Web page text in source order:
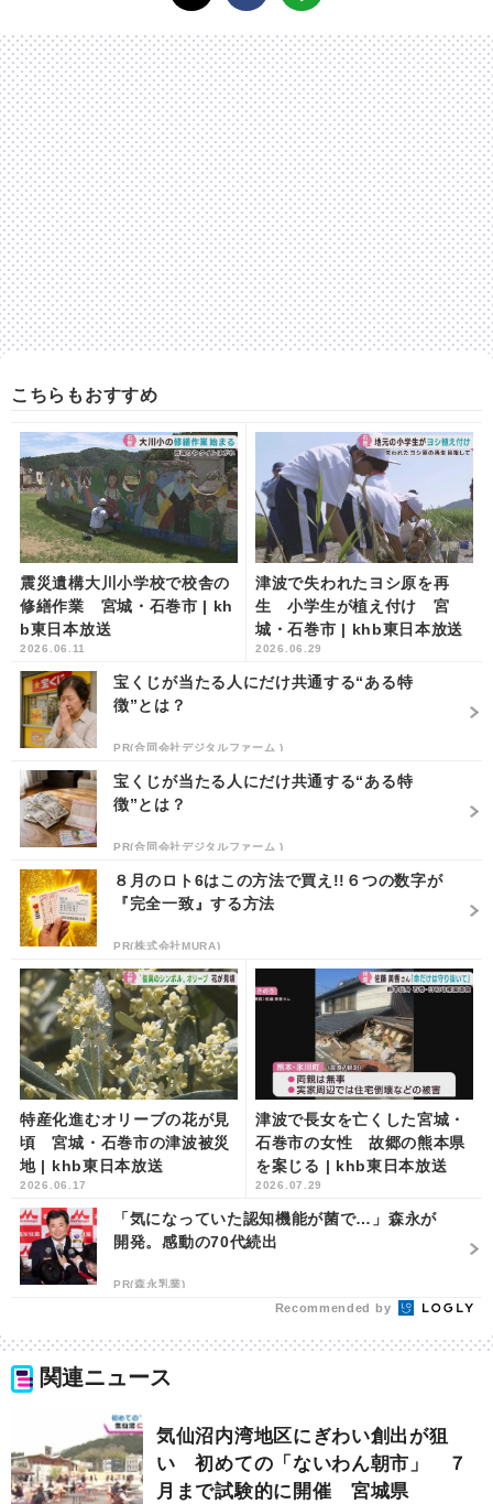
こちらもおすすめ
震災遺構大川小学校で校舎の
修繕作業 宮城・石巻市 | kh
b東日本放送
2026.06.11
津波で失われたヨシ原を再
生 小学生が植え付け 宮
城・石巻市 | khb東日本放送
2026.06.29
宝くじが当たる人にだけ共通する“ある特
徴”とは？
PR(合同会社デジタルファーム )
宝くじが当たる人にだけ共通する“ある特
徴”とは？
PR(合同会社デジタルファーム )
８月のロト6はこの方法で買え!!６つの数字が
『完全一致』する方法
PR(株式会社MURA)
特産化進むオリーブの花が見
頃 宮城・石巻市の津波被災
地 | khb東日本放送
2026.06.17
津波で長女を亡くした宮城・
石巻市の女性 故郷の熊本県
を案じる | khb東日本放送
2026.07.29
「気になっていた認知機能が菌で…」森永が
開発。感動の70代続出
PR(森永乳業)
Recommended by
関連ニュース
気仙沼内湾地区にぎわい創出が狙
い 初めての「ないわん朝市」 ７
月まで試験的に開催 宮城県